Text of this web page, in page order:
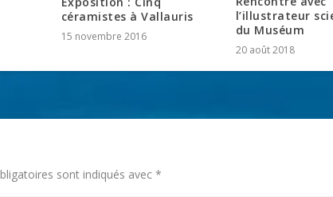
céramistes à Vallauris
15 novembre 2016
l’illustrateur
du Muséum
20 août 2018
sont indiqués avec*